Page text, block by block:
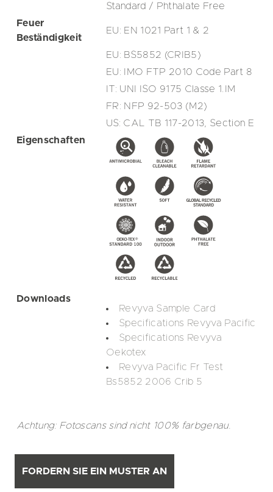
Standard / Phthalate Free
Feuer
Beständigkeit
EU: EN 1021 Part 1 & 2
EU: BS5852 (CRIB5)
EU: IMO FTP 2010 Code Part 8
IT: UNI ISO 9175 Classe 1.IM
FR: NFP 92-503 (M2)
US: CAL TB 117-2013, Section E
Eigenschaften
Downloads
Revyva Sample Card
Specifications Revyva Pacific
Specifications Revyva
Oekotex
Revyva Pacific Fr Test
Bs5852 2006 Crib 5
Achtung: Fotoscans sind nicht 100% farbgenau.
FORDERN SIE EIN MUSTER AN